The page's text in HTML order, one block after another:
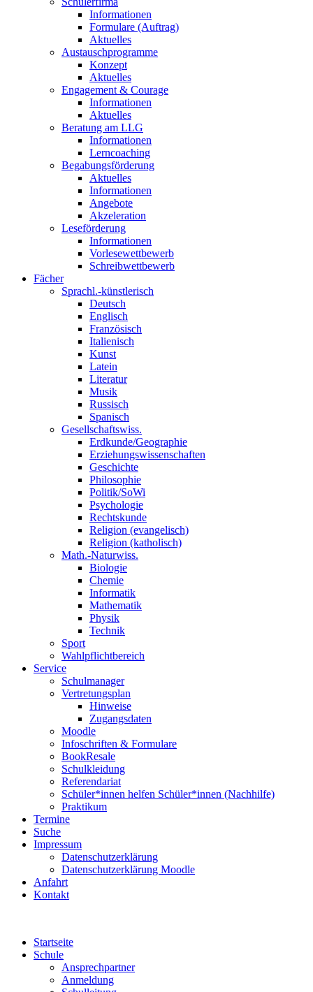
Informationen
Formulare (Auftrag)
Aktuelles
Austauschprogramme
Konzept
Aktuelles
Engagement & Courage
Informationen
Aktuelles
Beratung am LLG
Informationen
Lerncoaching
Begabungsförderung
Aktuelles
Informationen
Angebote
Akzeleration
Leseförderung
Informationen
Vorlesewettbewerb
Schreibwettbewerb
Fächer
Sprachl.-künstlerisch
Deutsch
Englisch
Französisch
Italienisch
Kunst
Latein
Literatur
Musik
Russisch
Spanisch
Gesellschaftswiss.
Erdkunde/Geographie
Erziehungswissenschaften
Geschichte
Philosophie
Politik/SoWi
Psychologie
Rechtskunde
Religion (evangelisch)
Religion (katholisch)
Math.-Naturwiss.
Biologie
Chemie
Informatik
Mathematik
Physik
Technik
Sport
Wahlpflichtbereich
Service
Schulmanager
Vertretungsplan
Hinweise
Zugangsdaten
Moodle
Infoschriften & Formulare
BookResale
Schulkleidung
Referendariat
Schüler*innen helfen Schüler*innen (Nachhilfe)
Praktikum
Termine
Suche
Impressum
Datenschutzerklärung
Datenschutzerklärung Moodle
Anfahrt
Kontakt
Startseite
Schule
Ansprechpartner
Anmeldung